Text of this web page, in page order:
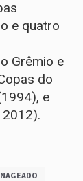
e quatro
Grêmio e
do
e